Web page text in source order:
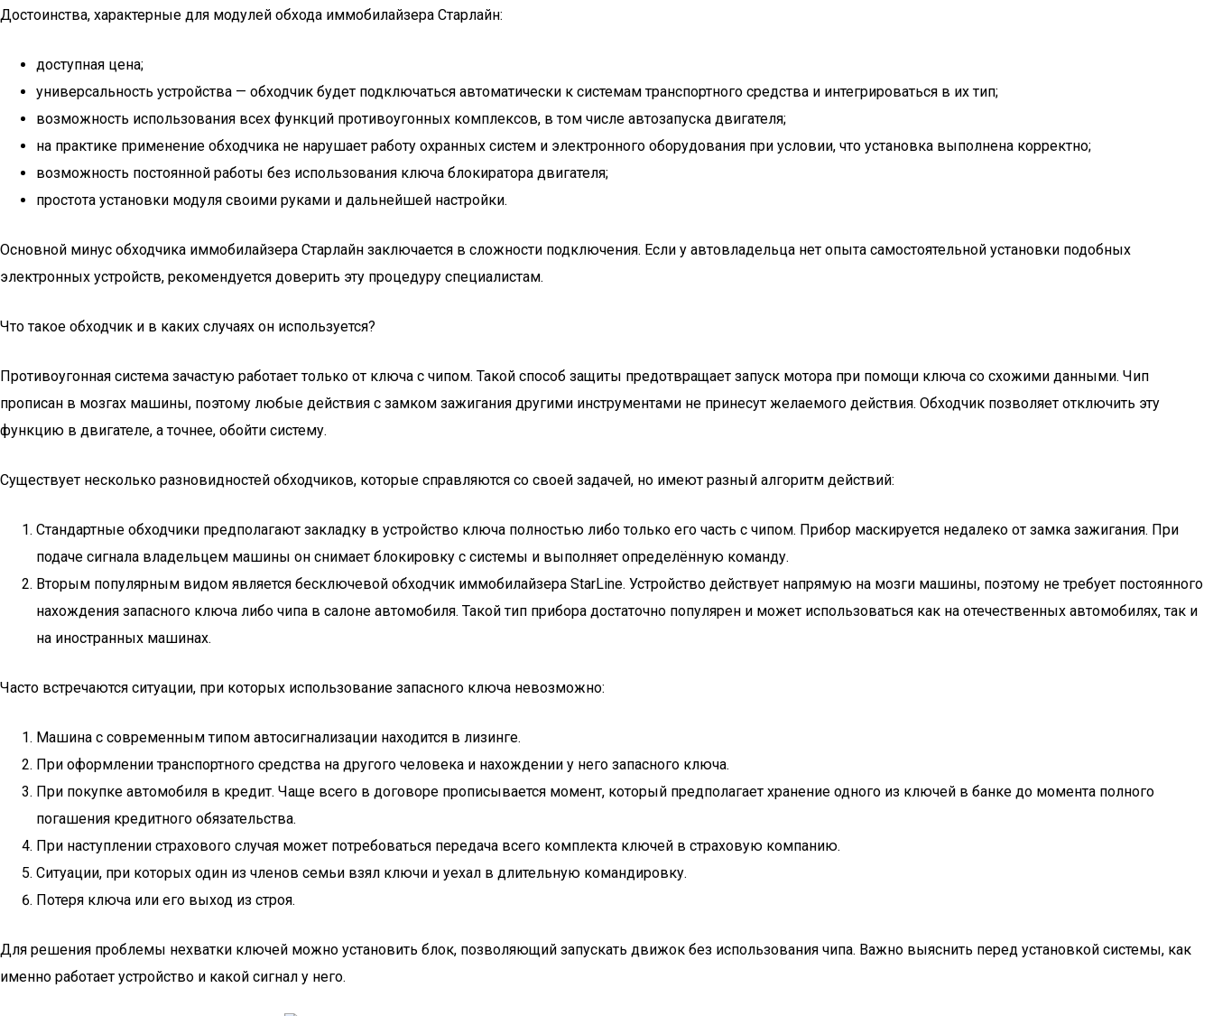
Достоинства, характерные для модулей обхода иммобилайзера Старлайн:
доступная цена;
универсальность устройства — обходчик будет подключаться автоматически к системам транспортного средства и интегрироваться в их тип;
возможность использования всех функций противоугонных комплексов, в том числе автозапуска двигателя;
на практике применение обходчика не нарушает работу охранных систем и электронного оборудования при условии, что установка выполнена корректно;
возможность постоянной работы без использования ключа блокиратора двигателя;
простота установки модуля своими руками и дальнейшей настройки.
Основной минус обходчика иммобилайзера Старлайн заключается в сложности подключения. Если у автовладельца нет опыта самостоятельной установки подобных
электронных устройств, рекомендуется доверить эту процедуру специалистам.
Что такое обходчик и в каких случаях он используется?
Противоугонная система зачастую работает только от ключа с чипом. Такой способ защиты предотвращает запуск мотора при помощи ключа со схожими данными. Чип
прописан в мозгах машины, поэтому любые действия с замком зажигания другими инструментами не принесут желаемого действия. Обходчик позволяет отключить эту
функцию в двигателе, а точнее, обойти систему.
Существует несколько разновидностей обходчиков, которые справляются со своей задачей, но имеют разный алгоритм действий:
Стандартные обходчики предполагают закладку в устройство ключа полностью либо только его часть с чипом. Прибор маскируется недалеко от замка зажигания. При
подаче сигнала владельцем машины он снимает блокировку с системы и выполняет определённую команду.
Вторым популярным видом является бесключевой обходчик иммобилайзера StarLine. Устройство действует напрямую на мозги машины, поэтому не требует постоянного
нахождения запасного ключа либо чипа в салоне автомобиля. Такой тип прибора достаточно популярен и может использоваться как на отечественных автомобилях, так и
на иностранных машинах.
Часто встречаются ситуации, при которых использование запасного ключа невозможно:
Машина с современным типом автосигнализации находится в лизинге.
При оформлении транспортного средства на другого человека и нахождении у него запасного ключа.
При покупке автомобиля в кредит. Чаще всего в договоре прописывается момент, который предполагает хранение одного из ключей в банке до момента полного
погашения кредитного обязательства.
При наступлении страхового случая может потребоваться передача всего комплекта ключей в страховую компанию.
Ситуации, при которых один из членов семьи взял ключи и уехал в длительную командировку.
Потеря ключа или его выход из строя.
Для решения проблемы нехватки ключей можно установить блок, позволяющий запускать движок без использования чипа. Важно выяснить перед установкой системы, как
именно работает устройство и какой сигнал у него.